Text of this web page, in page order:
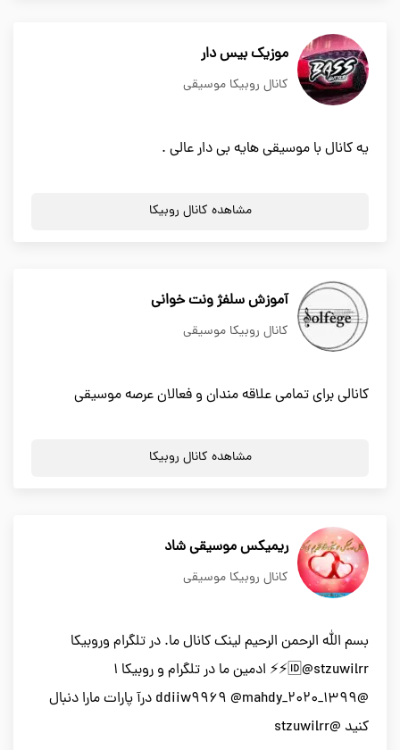
موزیک بیس دار
کانال روبیکا موسیقی
یه کانال با موسیقی هایه بی دار عالی .
مشاهده کانال روبیکا
آموزش سلفژ ونت خوانی
کانال روبیکا موسیقی
کانالی برای تمامی علاقه مندان و فعالان عرصه موسیقی
مشاهده کانال روبیکا
ریمیکس موسیقی شاد
کانال روبیکا موسیقی
بسم الله الرحمن الرحیم لینک کانال ما. در تلگرام وروبیکا
🆔@stzuwilrr⚡⚡ ادمین ما در تلگرام و روبیکا ۱
@ddiiw9969 @mahdy_2020_1399 درآ پارات مارا دنبال
کنید @stzuwilrr